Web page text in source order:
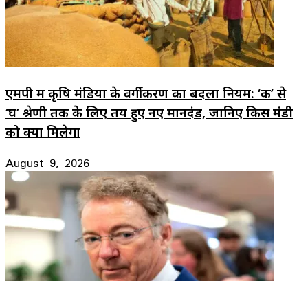
एमपी में कृषि मंडियों के वर्गीकरण का बदला नियम: ‘क’ से
‘घ’ श्रेणी तक के लिए तय हुए नए मानदंड, जानिए किस मंडी
को क्या मिलेगा
August 9, 2026